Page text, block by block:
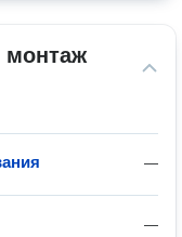
монтаж
—
—